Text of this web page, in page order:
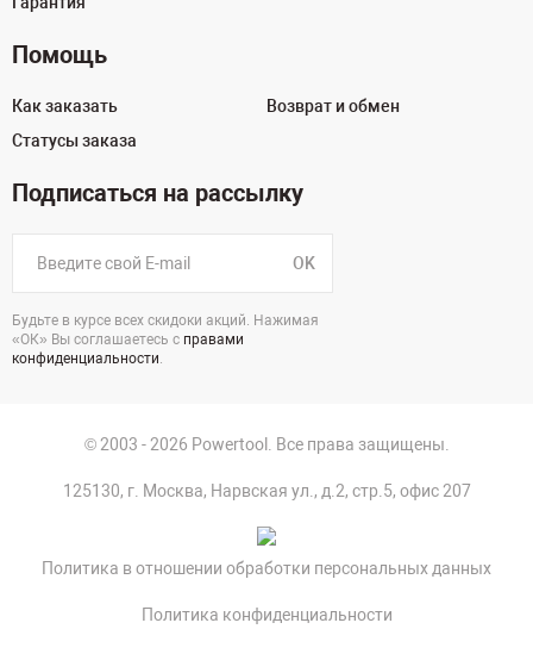
Помощь
Как заказать
Статусы заказа
Возврат и обмен
Подписаться на рассылку
OK
Будьте в курсе всех скидоки акций. Нажимая
«ОК» Вы соглашаетесь с правами
конфиденциальности.
© 2003 - 2026 Powertool. Все права защищены.
125130, г. Москва, Нарвская ул., д.2, стр.5, офис 207
Политика в отношении обработки персональных данных
Политика конфиденциальности